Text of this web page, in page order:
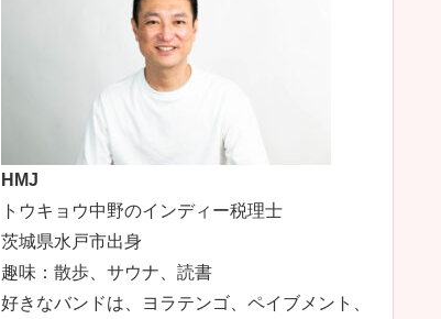
HMJ
トウキョウ中野のインディー税理士
茨城県水戸市出身
趣味：散歩、サウナ、読書
好きなバンドは、ヨラテンゴ、ペイブメント、